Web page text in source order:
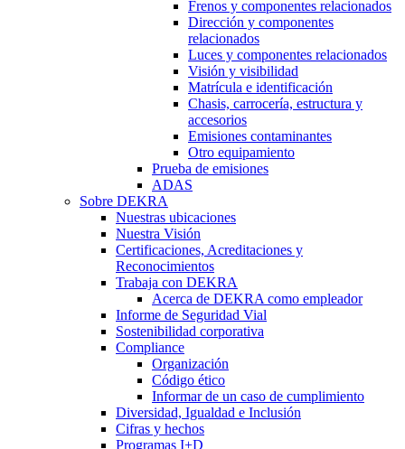
Frenos y componentes relacionados
Dirección y componentes
relacionados
Luces y componentes relacionados
Visión y visibilidad
Matrícula e identificación
Chasis, carrocería, estructura y
accesorios
Emisiones contaminantes
Otro equipamiento
Prueba de emisiones
ADAS
Sobre DEKRA
Nuestras ubicaciones
Nuestra Visión
Certificaciones, Acreditaciones y
Reconocimientos
Trabaja con DEKRA
Acerca de DEKRA como empleador
Informe de Seguridad Vial
Sostenibilidad corporativa
Compliance
Organización
Código ético
Informar de un caso de cumplimiento
Diversidad, Igualdad e Inclusión
Cifras y hechos
Programas I+D